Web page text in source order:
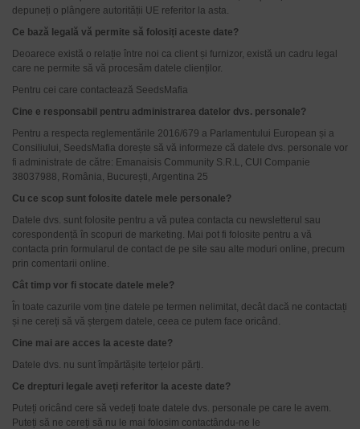
depuneți o plângere autorității UE referitor la asta.
Ce bază legală vă permite să folosiți aceste date?
Deoarece există o relație între noi ca client și furnizor, există un cadru legal
care ne permite să vă procesăm datele clienților.
Pentru cei care contactează SeedsMafia
Cine e responsabil pentru administrarea datelor dvs. personale?
Pentru a respecta reglementările 2016/679 a Parlamentului European și a
Consiliului, SeedsMafia dorește să vă informeze că datele dvs. personale vor
fi administrate de către: Emanaisis Community S.R.L, CUI Companie
38037988, România, București, Argentina 25
Cu ce scop sunt folosite datele mele personale?
Datele dvs. sunt folosite pentru a vă putea contacta cu newsletterul sau
corespondență în scopuri de marketing. Mai pot fi folosite pentru a vă
contacta prin formularul de contact de pe site sau alte moduri online, precum
prin comentarii online.
Cât timp vor fi stocate datele mele?
În toate cazurile vom ține datele pe termen nelimitat, decât dacă ne contactați
și ne cereți să vă ștergem datele, ceea ce putem face oricând.
Cine mai are acces la aceste date?
Datele dvs. nu sunt împărtășite terțelor părți.
Ce drepturi legale aveți referitor la aceste date?
Puteți oricând cere să vedeți toate datele dvs. personale pe care le avem.
Puteți să ne cereți să nu le mai folosim contactându-ne le